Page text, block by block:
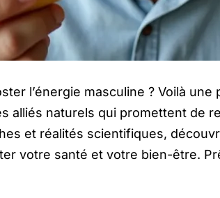
l’énergie masculine ? Voilà
alliés naturels qui promettent de
et réalités scientifiques,
votre santé et votre bien-être.